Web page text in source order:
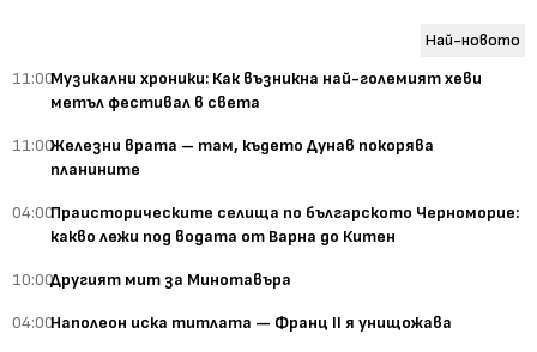
Най-новото
11:00Музикални хроники: Как възникна най-големият хеви
метъл фестивал в света
11:00Железни врата – там, където Дунав покорява
планините
04:00Праисторическите селища по българското Черноморие:
какво лежи под водата от Варна до Китен
10:00Другият мит за Минотавъра
04:00Наполеон иска титлата — Франц II я унищожава